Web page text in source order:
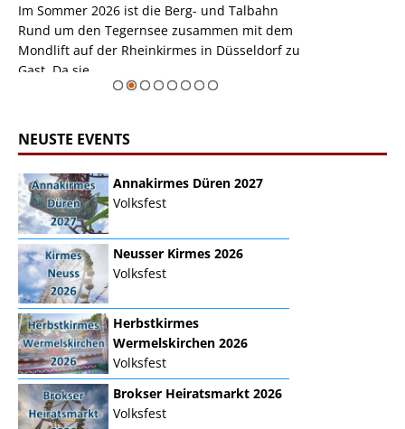
Im Sommer 2026 ist die Berg- und Talbahn
Rund um den Tegernsee zusammen mit dem
Mondlift auf der Rheinkirmes in Düsseldorf zu
Gast. Da sie ...
NEUSTE EVENTS
Annakirmes Düren 2027
Volksfest
Neusser Kirmes 2026
Volksfest
Herbstkirmes
Wermelskirchen 2026
Volksfest
Brokser Heiratsmarkt 2026
Volksfest